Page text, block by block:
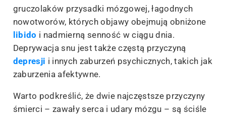
gruczolaków przysadki mózgowej, łagodnych
nowotworów, których objawy obejmują obniżone
libido i nadmierną senność w ciągu dnia.
Deprywacja snu jest także częstą przyczyną
depresji i innych zaburzeń psychicznych, takich jak
zaburzenia afektywne.
Warto podkreślić, że dwie najczęstsze przyczyny
śmierci – zawały serca i udary mózgu – są ściśle